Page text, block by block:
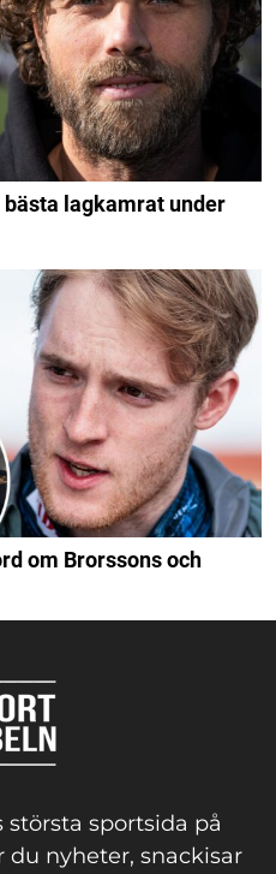
lagkamrat under
om Brorssons och
största sportsida på
du nyheter, snackisar